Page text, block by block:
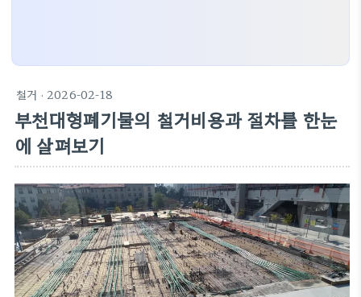
철거 · 2026-02-18
부천대형폐기물의 철거비용과 절차를 한눈
에 살펴보기